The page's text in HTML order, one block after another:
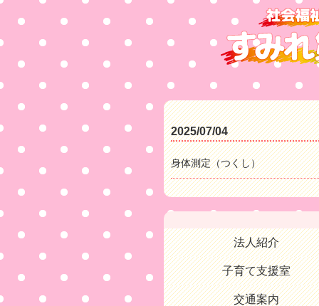
2025/07/04
身体測定（つくし）
法人紹介
子育て支援室
交通案内